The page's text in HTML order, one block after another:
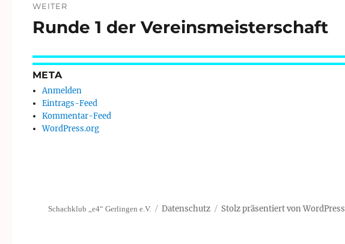
WEITER
Nächster
Runde 1 der Vereinsmeisterschaft
META
Anmelden
Eintrags-Feed
Kommentar-Feed
WordPress.org
Schachklub „e4“ Gerlingen e.V. Datenschutz Stolz präsentiert von WordPress